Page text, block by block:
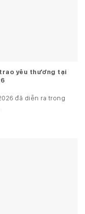
yêu thương tại
đã diễn ra trong